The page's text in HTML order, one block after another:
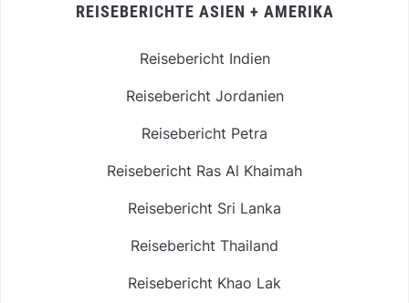
REISEBERICHTE ASIEN + AMERIKA
Reisebericht Indien
Reisebericht Jordanien
Reisebericht Petra
Reisebericht Ras Al Khaimah
Reisebericht Sri Lanka
Reisebericht Thailand
Reisebericht Khao Lak